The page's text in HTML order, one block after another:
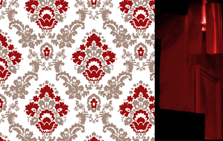
Zum
Inhalt
springen